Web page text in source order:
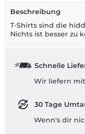
Beschreibung
T-Shirts sind die
Nichts ist besser zu
Schnelle
Wir liefern mit
30 Tage
Wenn's dir